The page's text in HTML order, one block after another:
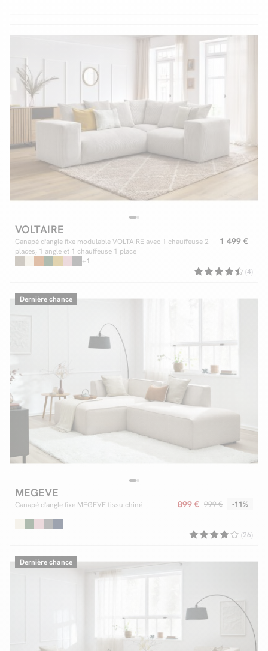
Livraison
Aide et contact
Conseil sur mesure
Mieux nous connaître
VOLTAIRE
Canapé d'angle fixe modulable VOLTAIRE avec 1 chauffeuse 2
places, 1 angle et 1 chauffeuse 1 place
1 499 €
+1
(4)
Dernière chance
MEGEVE
Canapé d'angle fixe MEGEVE tissu chiné 899 € 999 € -11%
(26)
Dernière chance